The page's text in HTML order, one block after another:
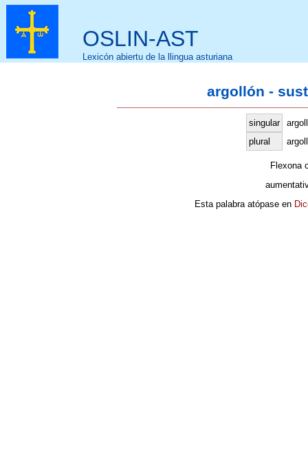
OSLIN-AST
Lexicón abiertu de la llingua asturiana
argollón -
singular
plural
Flexona
Esta palabra atópase en